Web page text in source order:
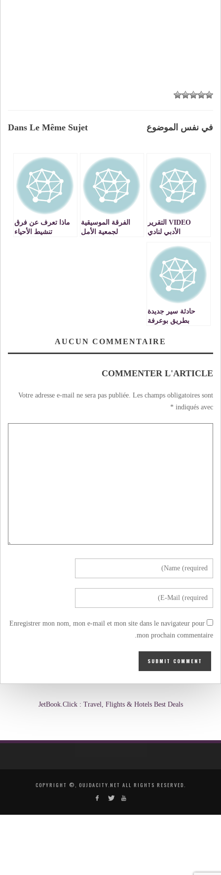
Dans Le Même Sujet في نفس الموضوع
VIDEO التقرير
الأدبي لنادي
خلال الجمع العام
السنوي العادي برسم
موسم 2017ــ2018
الفرقة الموسيقية
لجمعية الأمل
ماذا تعرف عن فرق
تنشيط الأحياء
حادثة سير جديدة
بطريق بوعرفة
اشخاص من عائلةAUCUN COMMENTAIRE
COMMENTER L'ARTICLE
Votre adresse e-mail ne sera pas publiée. Les champs obligatoires sont
indiqués avec
*
Enregistrer mon nom, mon e-mail et mon site dans le navigateur pour
mon prochain commentaire.
JetBook.Click : Travel, Flights & Hotels Best Deals
COPYRIGHT ©, OUJDACITY.NET ALL RIGHTS RESERVED.